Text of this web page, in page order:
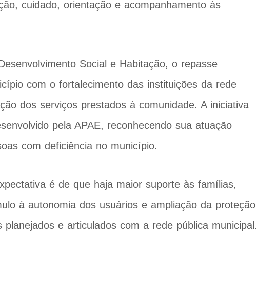
cuidado, orientação e acompanhamento às
Social e Habitação, o repasse
com o fortalecimento das instituições da rede
dos serviços prestados à comunidade. A iniciativa
pela APAE, reconhecendo sua atuação
com deficiência no município.
é de que haja maior suporte às famílias,
à autonomia dos usuários e ampliação da proteção
e articulados com a rede pública municipal.